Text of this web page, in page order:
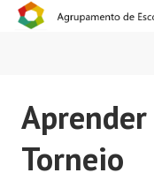
Torneio